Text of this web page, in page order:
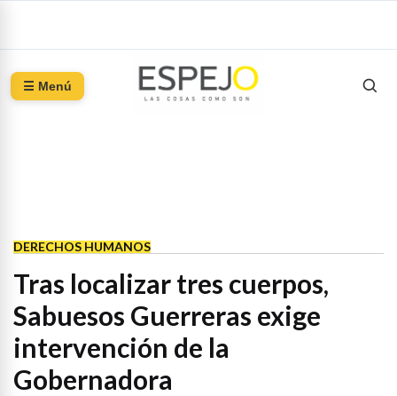
☰ Menú
DERECHOS HUMANOS
Tras localizar tres cuerpos,
Sabuesos Guerreras exige
intervención de la
Gobernadora